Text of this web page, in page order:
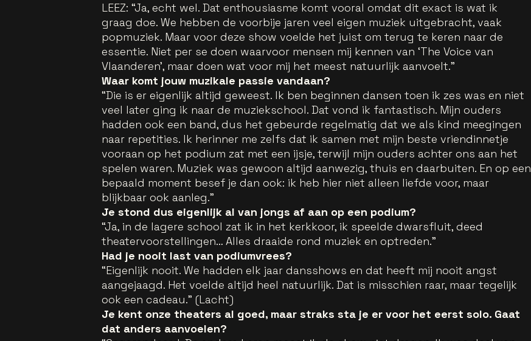
LEEZ: “Ja, echt wel. Dat enthousiasme komt vooral omdat dit exact is wat ik
graag doe. We hebben de voorbije jaren veel eigen muziek uitgebracht, vaak
popmuziek. Maar voor deze show voelde het juist om terug te keren naar de
essentie. Niet per se doen waarvoor mensen mij kennen van ‘The Voice van
Vlaanderen’, maar doen wat voor mij het meest natuurlijk aanvoelt.”
Waar komt jouw muzikale passie vandaan?
“Die is er eigenlijk altijd geweest. Ik ben beginnen dansen toen ik zes was en niet
veel later ging ik naar de muziekschool. Dat vond ik fantastisch. Mijn ouders
hadden ook een band, dus het gebeurde regelmatig dat we als kind meegingen
naar repetities. Ik herinner me zelfs dat ik samen met mijn beste vriendinnetje
vooraan op het podium zat met een ijsje, terwijl mijn ouders achter ons aan het
spelen waren. Muziek was gewoon altijd aanwezig, thuis en daarbuiten. En op een
bepaald moment besef je dan ook: ik heb hier niet alleen liefde voor, maar
blijkbaar ook aanleg.”
Je stond dus eigenlijk al van jongs af aan op een podium?
“Ja, in de lagere school zat ik in het kerkkoor, ik speelde dwarsfluit, deed
theatervoorstellingen… Alles draaide rond muziek en optreden.”
Had je nooit last van podiumvrees?
“Eigenlijk nooit. We hadden elk jaar dansshows en dat heeft mij nooit angst
aangejaagd. Het voelde altijd heel natuurlijk. Dat is misschien raar, maar tegelijk
ook een cadeau.” (Lacht)
Je kent onze theaters al goed, maar straks sta je er voor het eerst solo. Gaat
dat anders aanvoelen?